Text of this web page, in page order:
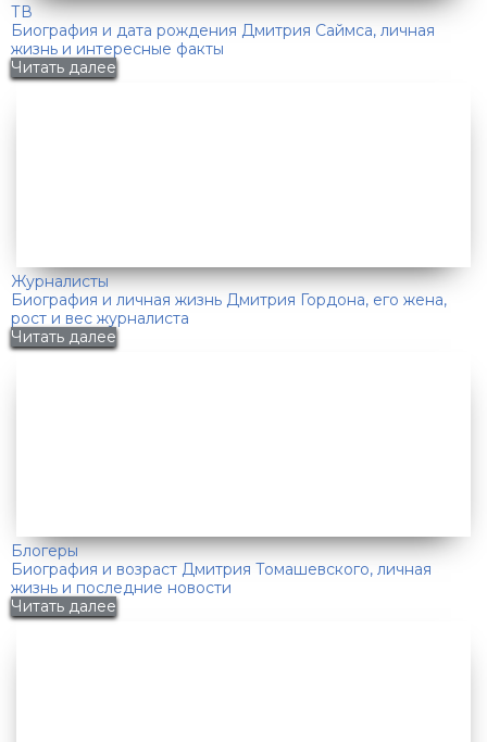
ТВ
Биография и дата рождения Дмитрия Саймса, личная
жизнь и интересные факты
Читать далее
Журналисты
Биография и личная жизнь Дмитрия Гордона, его жена,
рост и вес журналиста
Читать далее
Блогеры
Биография и возраст Дмитрия Томашевского, личная
жизнь и последние новости
Читать далее